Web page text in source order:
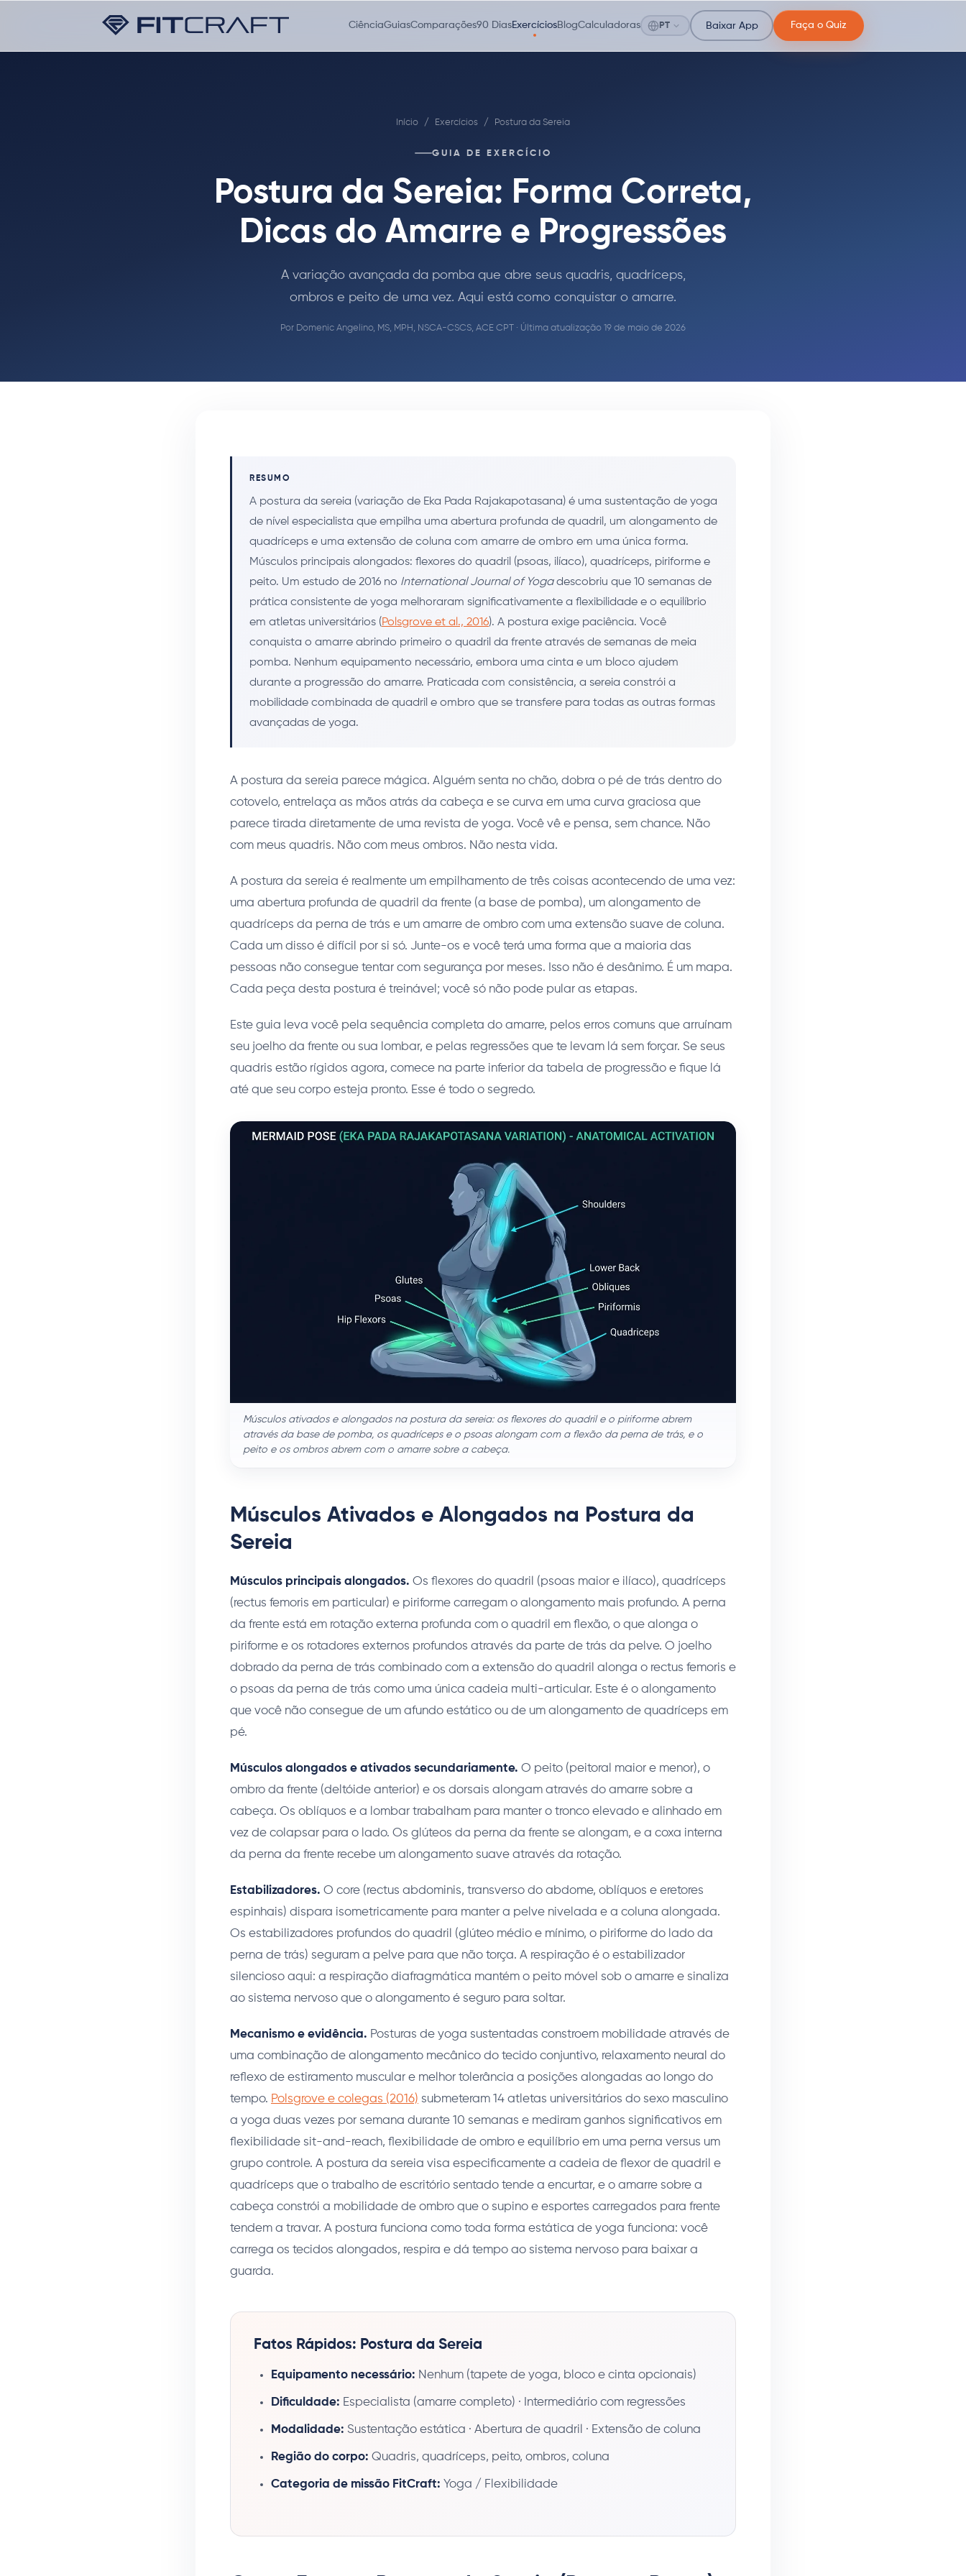
CiênciaGuiasComparações90 DiasExercíciosBlogCalculadoras PT Baixar App Faça o Quiz
Início / Exercícios / Postura da Sereia
GUIA DE EXERCÍCIO
Postura da Sereia: Forma Correta,
Dicas do Amarre e Progressões
A variação avançada da pomba que abre seus quadris, quadríceps,
ombros e peito de uma vez. Aqui está como conquistar o amarre.
Por Domenic Angelino, MS, MPH, NSCA-CSCS, ACE CPT · Última atualização 19 de maio de 2026
RESUMO
A postura da sereia (variação de Eka Pada Rajakapotasana) é uma sustentação de yoga
de nível especialista que empilha uma abertura profunda de quadril, um alongamento de
quadríceps e uma extensão de coluna com amarre de ombro em uma única forma.
Músculos principais alongados: flexores do quadril (psoas, ilíaco), quadríceps, piriforme e
peito. Um estudo de 2016 no International Journal of Yogadescobriu que 10 semanas de
prática consistente de yoga melhoraram significativamente a flexibilidade e o equilíbrio
em atletas universitários (Polsgrove et al., 2016). A postura exige paciência. Você
conquista o amarre abrindo primeiro o quadril da frente através de semanas de meia
pomba. Nenhum equipamento necessário, embora uma cinta e um bloco ajudem
durante a progressão do amarre. Praticada com consistência, a sereia constrói a
mobilidade combinada de quadril e ombro que se transfere para todas as outras formas
avançadas de yoga.
A postura da sereia parece mágica. Alguém senta no chão, dobra o pé de trás dentro do
cotovelo, entrelaça as mãos atrás da cabeça e se curva em uma curva graciosa que
parece tirada diretamente de uma revista de yoga. Você vê e pensa, sem chance. Não
com meus quadris. Não com meus ombros. Não nesta vida.
A postura da sereia é realmente um empilhamento de três coisas acontecendo de uma vez:
uma abertura profunda de quadril da frente (a base de pomba), um alongamento de
quadríceps da perna de trás e um amarre de ombro com uma extensão suave de coluna.
Cada um disso é difícil por si só. Junte-os e você terá uma forma que a maioria das
pessoas não consegue tentar com segurança por meses. Isso não é desânimo. É um mapa.
Cada peça desta postura é treinável; você só não pode pular as etapas.
Este guia leva você pela sequência completa do amarre, pelos erros comuns que arruínam
seu joelho da frente ou sua lombar, e pelas regressões que te levam lá sem forçar. Se seus
quadris estão rígidos agora, comece na parte inferior da tabela de progressão e fique lá
até que seu corpo esteja pronto. Esse é todo o segredo.
Músculos ativados e alongados na postura da sereia: os flexores do quadril e o piriforme abrem
através da base de pomba, os quadríceps e o psoas alongam com a flexão da perna de trás, e o
peito e os ombros abrem com o amarre sobre a cabeça.
Músculos Ativados e Alongados na Postura da
Sereia
Músculos principais alongados. Os flexores do quadril (psoas maior e ilíaco), quadríceps
(rectus femoris em particular) e piriforme carregam o alongamento mais profundo. A perna
da frente está em rotação externa profunda com o quadril em flexão, o que alonga o
piriforme e os rotadores externos profundos através da parte de trás da pelve. O joelho
dobrado da perna de trás combinado com a extensão do quadril alonga o rectus femoris e
o psoas da perna de trás como uma única cadeia multi-articular. Este é o alongamento
que você não consegue de um afundo estático ou de um alongamento de quadríceps em
pé.
Músculos alongados e ativados secundariamente. O peito (peitoral maior e menor), o
ombro da frente (deltóide anterior) e os dorsais alongam através do amarre sobre a
cabeça. Os oblíquos e a lombar trabalham para manter o tronco elevado e alinhado em
vez de colapsar para o lado. Os glúteos da perna da frente se alongam, e a coxa interna
da perna da frente recebe um alongamento suave através da rotação.
Estabilizadores. O core (rectus abdominis, transverso do abdome, oblíquos e eretores
espinhais) dispara isometricamente para manter a pelve nivelada e a coluna alongada.
Os estabilizadores profundos do quadril (glúteo médio e mínimo, o piriforme do lado da
perna de trás) seguram a pelve para que não torça. A respiração é o estabilizador
silencioso aqui: a respiração diafragmática mantém o peito móvel sob o amarre e sinaliza
ao sistema nervoso que o alongamento é seguro para soltar.
Mecanismo e evidência. Posturas de yoga sustentadas constroem mobilidade através de
uma combinação de alongamento mecânico do tecido conjuntivo, relaxamento neural do
reflexo de estiramento muscular e melhor tolerância a posições alongadas ao longo do
tempo. Polsgrove e colegas (2016) submeteram 14 atletas universitários do sexo masculino
a yoga duas vezes por semana durante 10 semanas e mediram ganhos significativos em
flexibilidade sit-and-reach, flexibilidade de ombro e equilíbrio em uma perna versus um
grupo controle. A postura da sereia visa especificamente a cadeia de flexor de quadril e
quadríceps que o trabalho de escritório sentado tende a encurtar, e o amarre sobre a
cabeça constrói a mobilidade de ombro que o supino e esportes carregados para frente
tendem a travar. A postura funciona como toda forma estática de yoga funciona: você
carrega os tecidos alongados, respira e dá tempo ao sistema nervoso para baixar a
guarda.
Fatos Rápidos: Postura da Sereia
Equipamento necessário: Nenhum (tapete de yoga, bloco e cinta opcionais)
Dificuldade: Especialista (amarre completo) · Intermediário com regressões
Modalidade: Sustentação estática · Abertura de quadril · Extensão de coluna
Região do corpo: Quadris, quadríceps, peito, ombros, coluna
Categoria de missão FitCraft: Yoga / Flexibilidade